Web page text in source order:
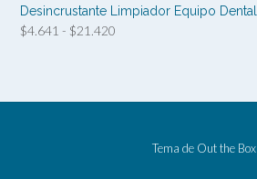
$13.546
Desincrustante Limpiador Equipo Dental
$4.641 - $21.420
$4.641
$21.420Tema de Out the Box